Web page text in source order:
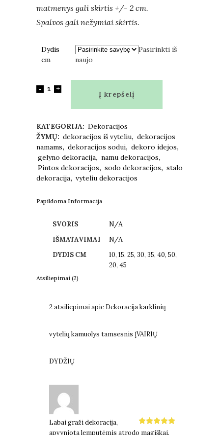
matmenys gali skirtis +/- 2 cm.
Spalvos gali nežymiai skirtis.
Dydis
cm
Pasirinkti iš
naujo
Į krepšelį
KATEGORIJA: Dekoracijos
ŽYMŲ: dekoracijos iš vyteliu, dekoracijos
namams, dekoracijos sodui, dekoro idejos,
gelyno dekoracija, namu dekoracijos,
Pintos dekoracijos, sodo dekoracijos, stalo
dekoracija, vyteliu dekoracijos
Papildoma Informacija
SVORIS N/A
IŠMATAVIMAI N/A
DYDIS CM
10, 15, 25, 30, 35, 40, 50,
20, 45
Atsiliepimai (2)
2 atsiliepimai apie Dekoracija karklinių
vytelių kamuolys tamsesnis ĮVAIRIŲ
DYDŽIŲ
Įvertinimas:
Labai graži dekoracija,
apvyniota lemputėmis atrodo magiškai.